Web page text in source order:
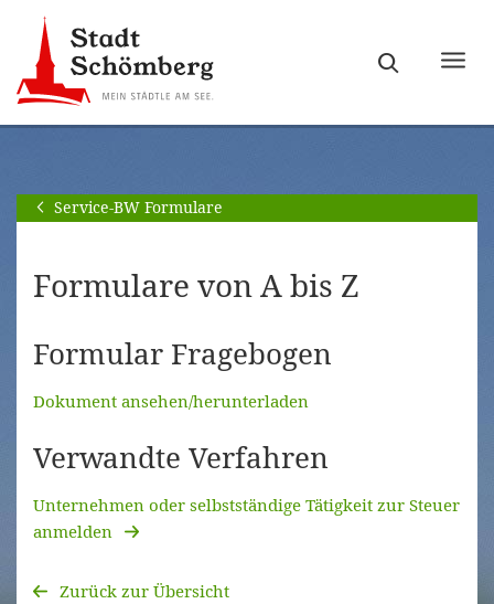
Hauptnavigation
springen
[Alt]+
Seiteninhalt
springen
[Alt]+
Service-BW Formulare
Formulare von A bis Z
Formular Fragebogen
Dokument ansehen/herunterladen
Verwandte Verfahren
Unternehmen oder selbstständige Tätigkeit zur Steuer
anmelden
Zurück zur Übersicht